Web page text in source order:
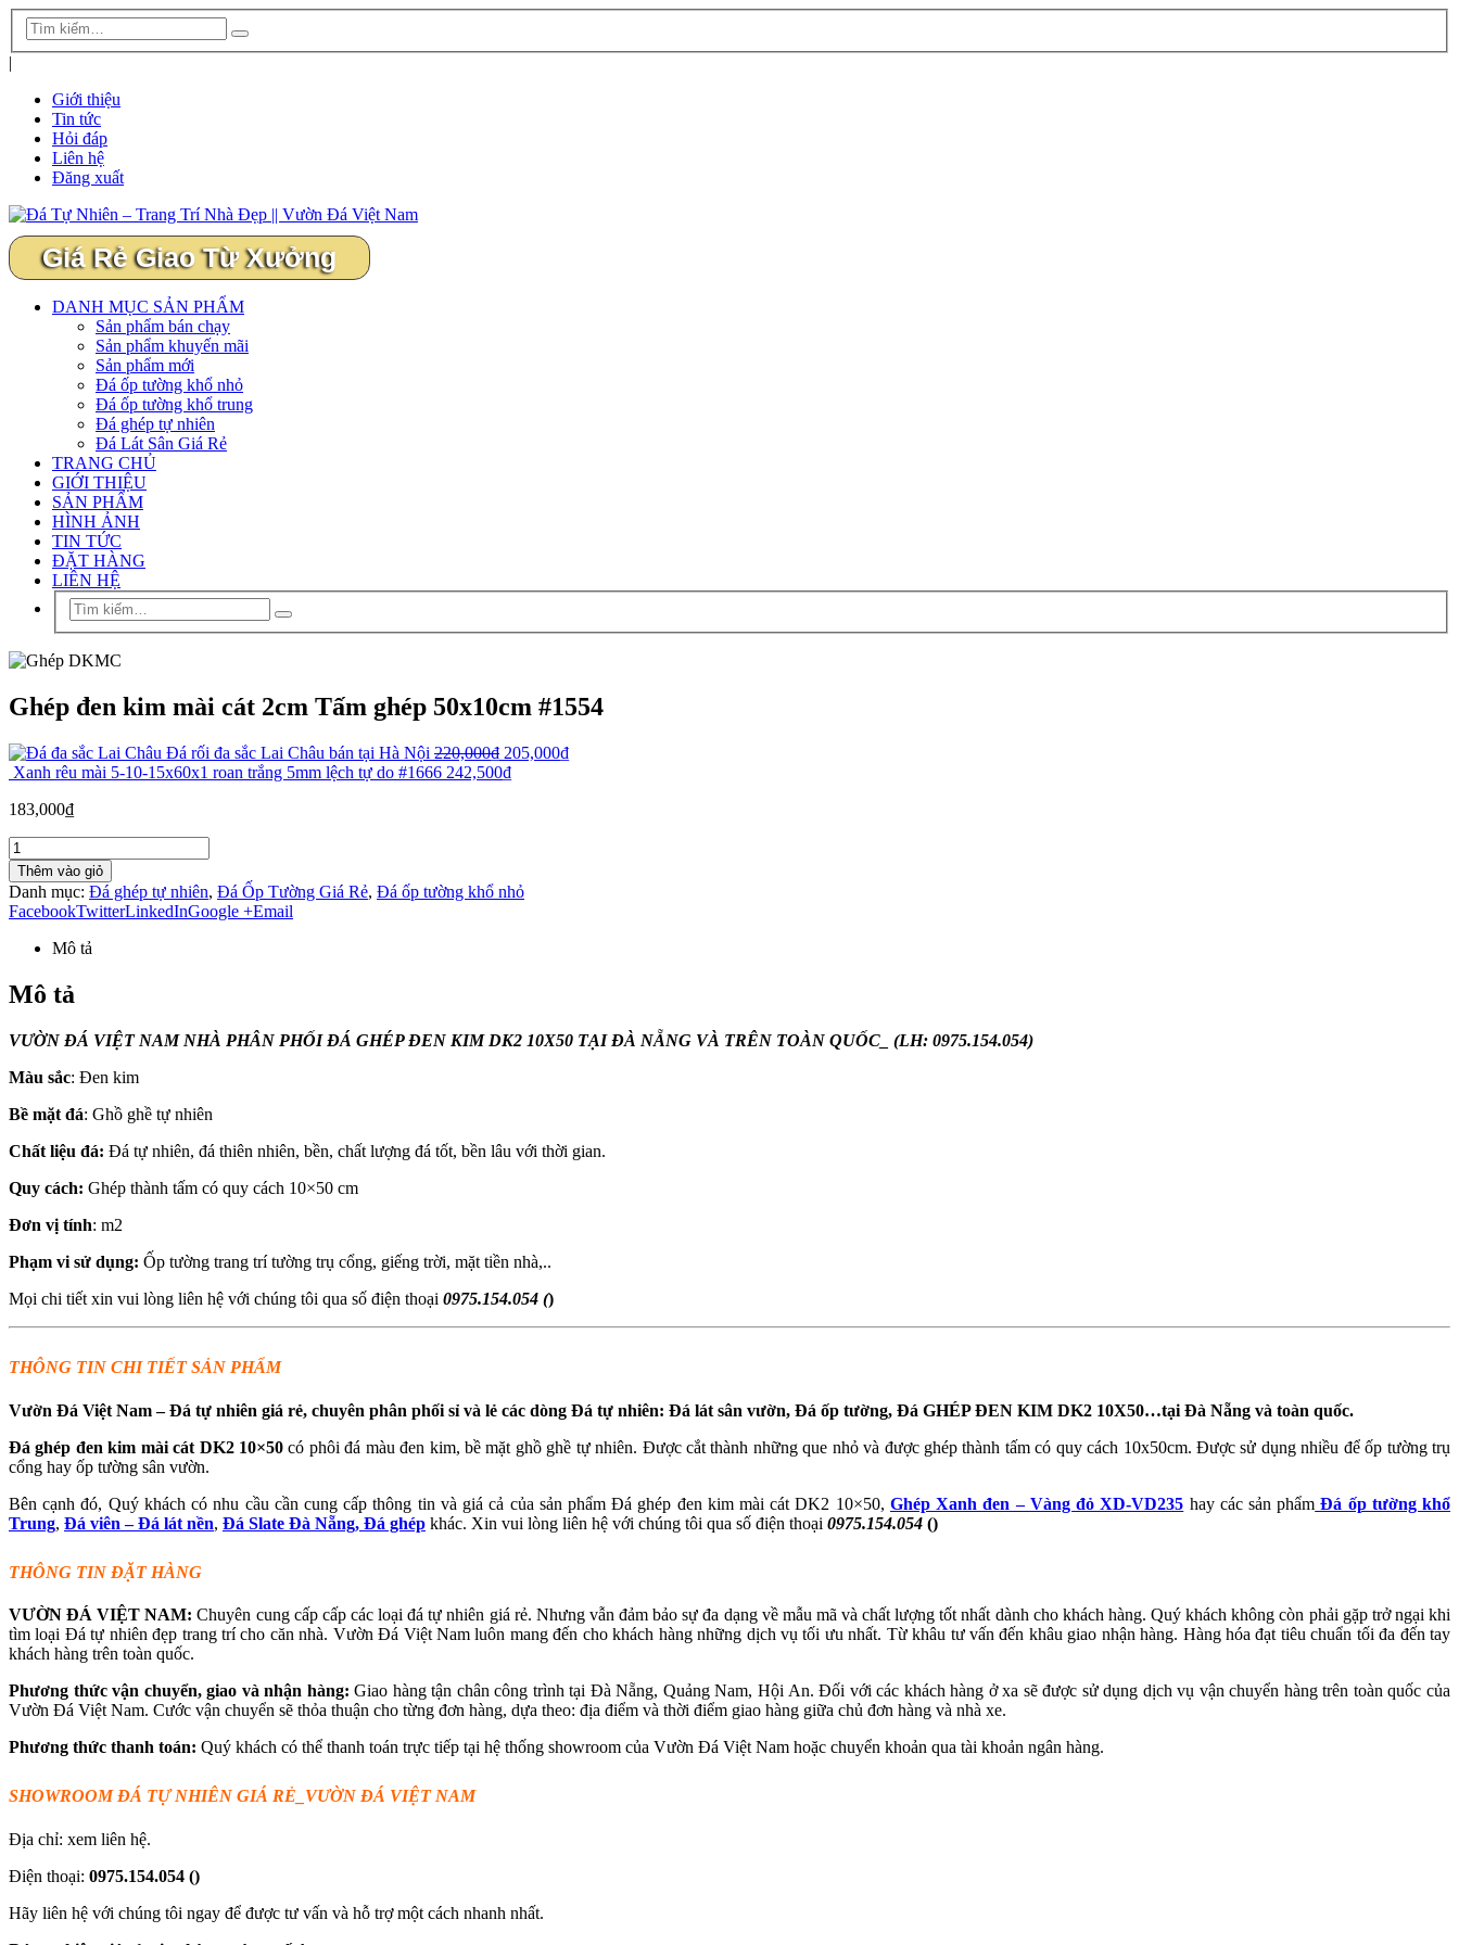
|
Giới thiệu
Tin tức
Hỏi đáp
Liên hệ
Đăng xuất
Giá Rẻ Giao Từ Xưởng
DANH MỤC SẢN PHẨM
Sản phẩm bán chạy
Sản phẩm khuyến mãi
Sản phẩm mới
Đá ốp tường khổ nhỏ
Đá ốp tường khổ trung
Đá ghép tự nhiên
Đá Lát Sân Giá Rẻ
TRANG CHỦ
GIỚI THIỆU
SẢN PHẨM
HÌNH ẢNH
TIN TỨC
ĐẶT HÀNG
LIÊN HỆ
Ghép đen kim mài cát 2cm Tấm ghép 50x10cm #1554
Đá rối đa sắc Lai Châu bán tại Hà Nội 220,000₫ 205,000₫
Xanh rêu mài 5-10-15x60x1 roan trắng 5mm lệch tự do #1666 242,500₫
183,000₫
Thêm vào giỏ
Danh mục: Đá ghép tự nhiên, Đá Ốp Tường Giá Rẻ, Đá ốp tường khổ nhỏ
FacebookTwitterLinkedInGoogle +Email
Mô tả
Mô tả
VƯỜN ĐÁ VIỆT NAM NHÀ PHÂN PHỐI ĐÁ GHÉP ĐEN KIM DK2 10X50 TẠI ĐÀ NẴNG VÀ TRÊN TOÀN QUỐC_ (LH: 0975.154.054)
Màu sắc: Đen kim
Bề mặt đá: Ghồ ghề tự nhiên
Chất liệu đá: Đá tự nhiên, đá thiên nhiên, bền, chất lượng đá tốt, bền lâu với thời gian.
Quy cách: Ghép thành tấm có quy cách 10×50 cm
Đơn vị tính: m2
Phạm vi sử dụng: Ốp tường trang trí tường trụ cổng, giếng trời, mặt tiền nhà,..
Mọi chi tiết xin vui lòng liên hệ với chúng tôi qua số điện thoại 0975.154.054 ()
THÔNG TIN CHI TIẾT SẢN PHẨM
Vườn Đá Việt Nam – Đá tự nhiên giá rẻ, chuyên phân phối sỉ và lẻ các dòng Đá tự nhiên: Đá lát sân vườn, Đá ốp tường, Đá GHÉP ĐEN KIM DK2 10X50…tại Đà Nẵng và toàn quốc.
Đá ghép đen kim mài cát DK2 10×50có phôi đá màu đen kim, bề mặt ghồ ghề tự nhiên. Được cắt thành những que nhỏ và được ghép thành tấm có quy cách 10x50cm. Được sử dụng nhiều để ốp tường trụ
cổng hay ốp tường sân vườn.
Bên cạnh đó, Quý khách có nhu cầu cần cung cấp thông tin và giá cả của sản phẩm Đá ghép đen kim mài cát DK2 10×50, Ghép Xanh đen – Vàng đỏ XD-VD235 hay các sản phẩm Đá ốp tường khổ
Trung, Đá viên – Đá lát nền, Đá Slate Đà Nẵng, Đá ghép khác. Xin vui lòng liên hệ với chúng tôi qua số điện thoại 0975.154.054 ()
THÔNG TIN ĐẶT HÀNG
VƯỜN ĐÁ VIỆT NAM:Chuyên cung cấp cấp các loại đá tự nhiên giá rẻ. Nhưng vẫn đảm bảo sự đa dạng về mẫu mã và chất lượng tốt nhất dành cho khách hàng. Quý khách không còn phải gặp trở ngại khi
tìm loại Đá tự nhiên đẹp trang trí cho căn nhà. Vườn Đá Việt Nam luôn mang đến cho khách hàng những dịch vụ tối ưu nhất. Từ khâu tư vấn đến khâu giao nhận hàng. Hàng hóa đạt tiêu chuẩn tối đa đến tay
khách hàng trên toàn quốc.
Phương thức vận chuyển, giao và nhận hàng:Giao hàng tận chân công trình tại Đà Nẵng, Quảng Nam, Hội An. Đối với các khách hàng ở xa sẽ được sử dụng dịch vụ vận chuyển hàng trên toàn quốc của
Vườn Đá Việt Nam. Cước vận chuyển sẽ thỏa thuận cho từng đơn hàng, dựa theo: địa điểm và thời điểm giao hàng giữa chủ đơn hàng và nhà xe.
Phương thức thanh toán: Quý khách có thể thanh toán trực tiếp tại hệ thống showroom của Vườn Đá Việt Nam hoặc chuyển khoản qua tài khoản ngân hàng.
SHOWROOM ĐÁ TỰNHIÊN GIÁ RẺ _VƯỜN ĐÁ VIỆT NAM
Địa chỉ: xem liên hệ.
Điện thoại: 0975.154.054 ()
Hãy liên hệ với chúng tôi ngay để được tư vấn và hỗ trợ một cách nhanh nhất.